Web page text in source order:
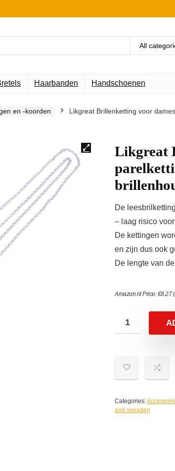
All
Haarbanden Handschoenen
en -koorden
Likgreat Brillenketting voor
Likgreat
De
– laag risico
De kettingen
en zijn dus ook
De lengte van
Amazon.nl Price:€8.27
Categories:
and sieraden